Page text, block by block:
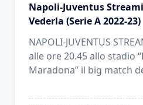
Napoli-Juventus
Vederla (Serie A 2022-23)
NAPOLI-JUVENTUS
alle ore 20.45 allo stadio
Maradona” il big match